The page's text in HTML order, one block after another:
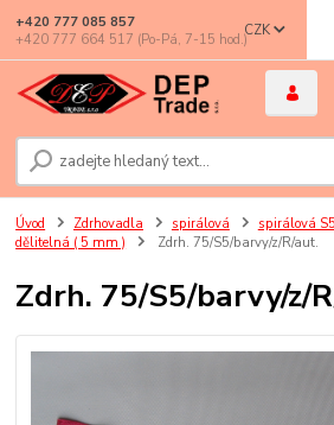
CZK
+420 777 085 857
+420 777 664 517 (Po-Pá, 7-15 hod.)
Úvod Zdrhovadla spirálová spirálová
dělitelná ( 5 mm )
Zdrh. 75/S5/barvy/z/R/aut.
Zdrh. 75/S5/barvy/z/